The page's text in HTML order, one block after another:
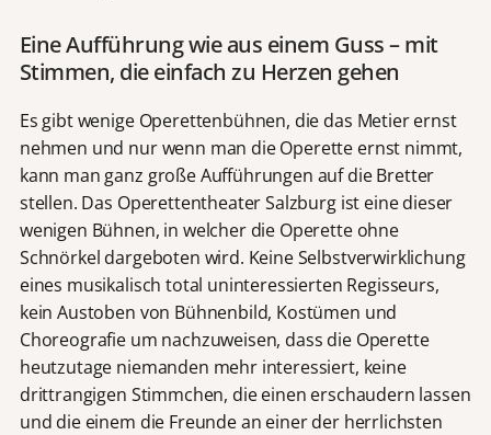
Eine Aufführung wie aus einem Guss – mit
Stimmen, die einfach zu Herzen gehen
Es gibt wenige Operettenbühnen, die das Metier ernst
nehmen und nur wenn man die Operette ernst nimmt,
kann man ganz große Aufführungen auf die Bretter
stellen. Das Operettentheater Salzburg ist eine dieser
wenigen Bühnen, in welcher die Operette ohne
Schnörkel dargeboten wird. Keine Selbstverwirklichung
eines musikalisch total uninteressierten Regisseurs,
kein Austoben von Bühnenbild, Kostümen und
Choreografie um nachzuweisen, dass die Operette
heutzutage niemanden mehr interessiert, keine
drittrangigen Stimmchen, die einen erschaudern lassen
und die einem die Freunde an einer der herrlichsten